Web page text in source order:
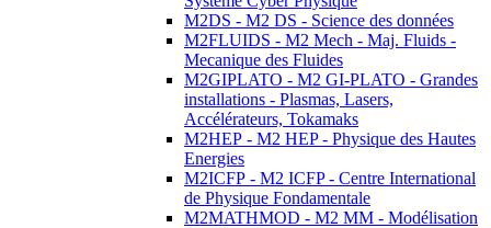
M2DS - M2 DS - Science des données
M2FLUIDS - M2 Mech - Maj. Fluids -
Mecanique des Fluides
M2GIPLATO - M2 GI-PLATO - Grandes
installations - Plasmas, Lasers,
Accélérateurs, Tokamaks
M2HEP - M2 HEP - Physique des Hautes
Energies
M2ICFP - M2 ICFP - Centre International
de Physique Fondamentale
M2MATHMOD - M2 MM - Modélisation